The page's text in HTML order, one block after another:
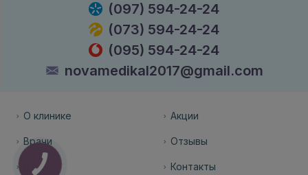
(097) 594-24-24
(073) 594-24-24
(095) 594-24-24
novamedikal2017@gmail.com
О клинике
Врачи
Цены
Акции
Отзывы
Контакты